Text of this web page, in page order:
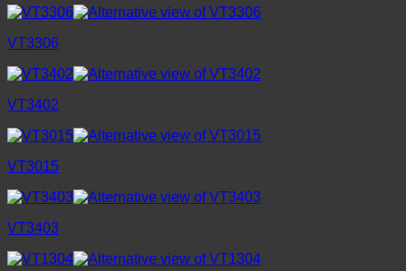
VT3306
VT3402
VT3015
VT3403